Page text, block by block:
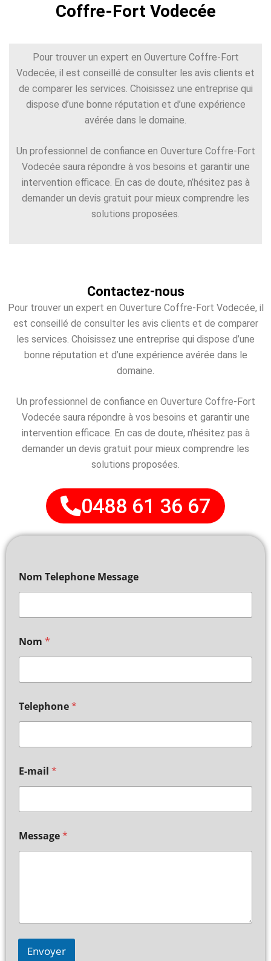
Coffre-Fort Vodecée
Pour trouver un expert en Ouverture Coffre-Fort
Vodecée, il est conseillé de consulter les avis clients et
de comparer les services. Choisissez une entreprise qui
dispose d’une bonne réputation et d’une expérience
avérée dans le domaine.
Un professionnel de confiance en Ouverture Coffre-Fort
Vodecée saura répondre à vos besoins et garantir une
intervention efficace. En cas de doute, n’hésitez pas à
demander un devis gratuit pour mieux comprendre les
solutions proposées.
Contactez-nous
Pour trouver un expert en Ouverture Coffre-Fort Vodecée, il
est conseillé de consulter les avis clients et de comparer
les services. Choisissez une entreprise qui dispose d’une
bonne réputation et d’une expérience avérée dans le
domaine.
Un professionnel de confiance en Ouverture Coffre-Fort
Vodecée saura répondre à vos besoins et garantir une
intervention efficace. En cas de doute, n’hésitez pas à
demander un devis gratuit pour mieux comprendre les
solutions proposées.
0488 61 36 67
Nom Telephone Message
Nom *
Telephone*
E-mail *
Message*
Envoyer